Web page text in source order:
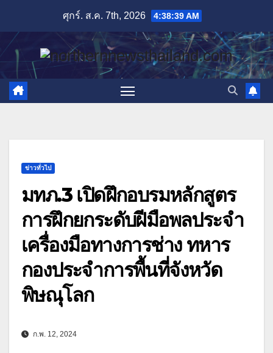
content
ศุกร์. ส.ค. 7th, 2026 4:38:40 AM
ข่าวทั่วไป
มทภ.3 เปิดฝึกอบรมหลักสูตร
การฝึกยกระดับฝีมือพลประจำ
เครื่องมือทางการช่าง ทหาร
กองประจำการพื้นที่จังหวัด
พิษณุโลก
ก.พ. 12, 2024